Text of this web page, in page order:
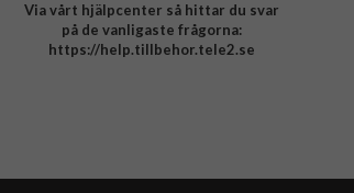
Via vårt hjälpcenter så hittar du svar
på de vanligaste frågorna:
https://help.tillbehor.tele2.se